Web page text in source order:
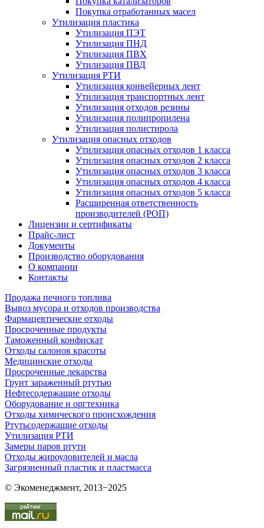
Покупка отработанных масел
Утилизация пластика
Утилизация ПЭТ
Утилизация ПНД
Утилизация ПВХ
Утилизация ПВД
Утилизация РТИ
Утилизация конвейерных лент
Утилизация транспортных лент
Утилизация отходов резины
Утилизация полипропилена
Утилизация полистирола
Утилизация опасных отходов
Утилизация опасных отходов 1 класса
Утилизация опасных отходов 2 класса
Утилизация опасных отходов 3 класса
Утилизация опасных отходов 4 класса
Утилизация опасных отходов 5 класса
Расширенная ответственность
производителей (РОП)
Лицензии и сертификаты
Прайс-лист
Документы
Производство оборудования
О компании
Контакты
Продажа печного топлива
Вывоз мусора и отходов производства
Фармацевтические отходы
Просроченные продукты
Таможенный конфискат
Отходы салонов красоты
Медицинские отходы
Просроченные лекарства
Грунт зараженный ртутью
Нефтесодержащие отходы
Оборудование и оргтехника
Отходы химического происхождения
Ртутьсодержащие отходы
Утилизация РТИ
Замеры паров ртути
Отходы жироуловителей и масла
Загрязненный пластик и пластмасса
© Экоменеджмент, 2013−2025